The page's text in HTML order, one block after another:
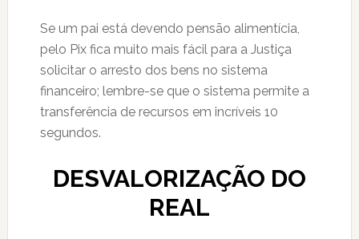
Se um pai está devendo pensão alimentícia,
pelo Pix fica muito mais fácil para a Justiça
solicitar o arresto dos bens no sistema
financeiro; lembre-se que o sistema permite a
transferência de recursos em incríveis 10
segundos.
DESVALORIZAÇÃO DO
REAL